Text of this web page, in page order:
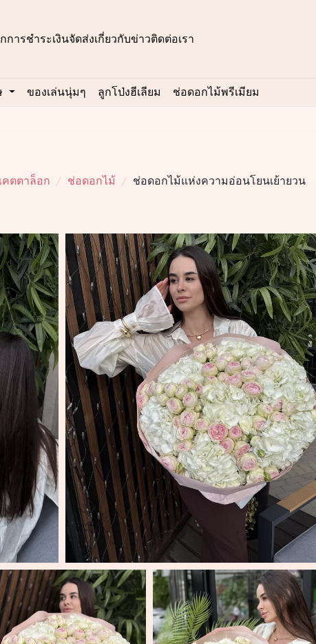
การชำระเงินจัดส่งเกี่ยวกับข่าวติดต่อเรา
ของเล่นนุ่มๆ ลูกโป่งฮีเลียม ช่อดอกไม้พรีเมียม
ตตาล็อก ช่อดอกไม้ ช่อดอกไม้แห่งความอ่อนโยนเย้ายวน